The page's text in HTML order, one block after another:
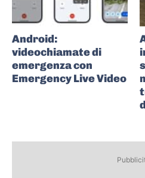
Android:
videochiamate di
emergenza con
Emergency Live Video